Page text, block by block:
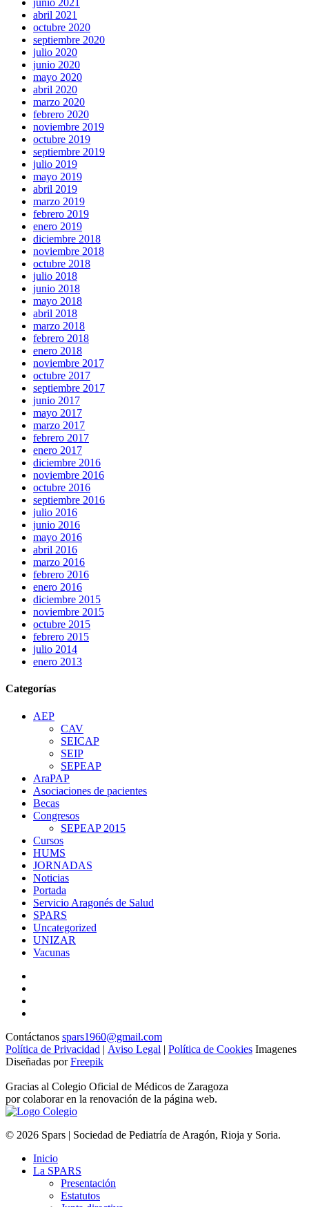
junio 2021
abril 2021
octubre 2020
septiembre 2020
julio 2020
junio 2020
mayo 2020
abril 2020
marzo 2020
febrero 2020
noviembre 2019
octubre 2019
septiembre 2019
julio 2019
mayo 2019
abril 2019
marzo 2019
febrero 2019
enero 2019
diciembre 2018
noviembre 2018
octubre 2018
julio 2018
junio 2018
mayo 2018
abril 2018
marzo 2018
febrero 2018
enero 2018
noviembre 2017
octubre 2017
septiembre 2017
junio 2017
mayo 2017
marzo 2017
febrero 2017
enero 2017
diciembre 2016
noviembre 2016
octubre 2016
septiembre 2016
julio 2016
junio 2016
mayo 2016
abril 2016
marzo 2016
febrero 2016
enero 2016
diciembre 2015
noviembre 2015
octubre 2015
febrero 2015
julio 2014
enero 2013
Categorías
AEP
CAV
SEICAP
SEIP
SEPEAP
AraPAP
Asociaciones de pacientes
Becas
Congresos
SEPEAP 2015
Cursos
HUMS
JORNADAS
Noticias
Portada
Servicio Aragonés de Salud
SPARS
Uncategorized
UNIZAR
Vacunas
Contáctanos spars1960@gmail.com
Política de Privacidad | Aviso Legal | Política de Cookies Imagenes
Diseñadas porFreepik
Gracias al Colegio Oficial de Médicos de Zaragoza
por colaborar en la renovación de la página web.
© 2026 Spars | Sociedad de Pediatría de Aragón, Rioja y Soria.
Inicio
La SPARS
Presentación
Estatutos